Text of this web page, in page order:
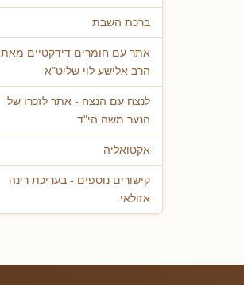
ברכת השבת
אתר עם חומרים דידקטיים מאת
הרב אלישע לוי שליט"א
לנצח עם הנצח - אתר לזכרו של
הנער משה הי"ד
אקטואליה
קישורים נוספים - בעריכת רינה
אזולאי